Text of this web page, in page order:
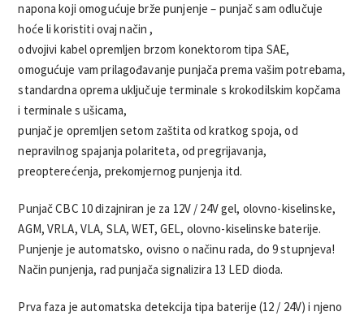
napona koji omogućuje brže punjenje – punjač sam odlučuje
hoće li koristiti ovaj način ,
odvojivi kabel opremljen brzom konektorom tipa SAE,
omogućuje vam prilagođavanje punjača prema vašim potrebama,
standardna oprema uključuje terminale s krokodilskim kopčama
i terminale s ušicama,
punjač je opremljen setom zaštita od kratkog spoja, od
nepravilnog spajanja polariteta, od pregrijavanja,
preopterećenja, prekomjernog punjenja itd.
Punjač CBC 10 dizajniran je za 12V / 24V gel, olovno-kiselinske,
AGM, VRLA, VLA, SLA, WET, GEL, olovno-kiselinske baterije.
Punjenje je automatsko, ovisno o načinu rada, do 9 stupnjeva!
Način punjenja, rad punjača signalizira 13 LED dioda.
Prva faza je automatska detekcija tipa baterije (12 / 24V) i njeno